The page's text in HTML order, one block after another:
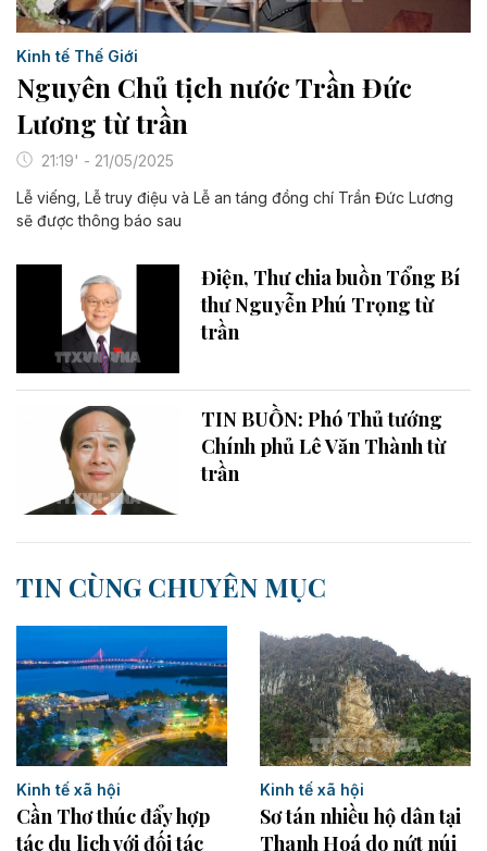
Kinh tế Thế Giới
Nguyên Chủ tịch nước Trần Đức
Lương từ trần
21:19' - 21/05/2025
Lễ viếng, Lễ truy điệu và Lễ an táng đồng chí Trần Đức Lương
sẽ được thông báo sau
Điện, Thư chia buồn Tổng Bí
thư Nguyễn Phú Trọng từ
trần
TIN BUỒN: Phó Thủ tướng
Chính phủ Lê Văn Thành từ
trần
TIN CÙNG CHUYÊN MỤC
Kinh tế xã hội
Cần Thơ thúc đẩy hợp
tác du lịch với đối tác
Kinh tế xã hội
Sơ tán nhiều hộ dân tại
Thanh Hoá do nứt núi